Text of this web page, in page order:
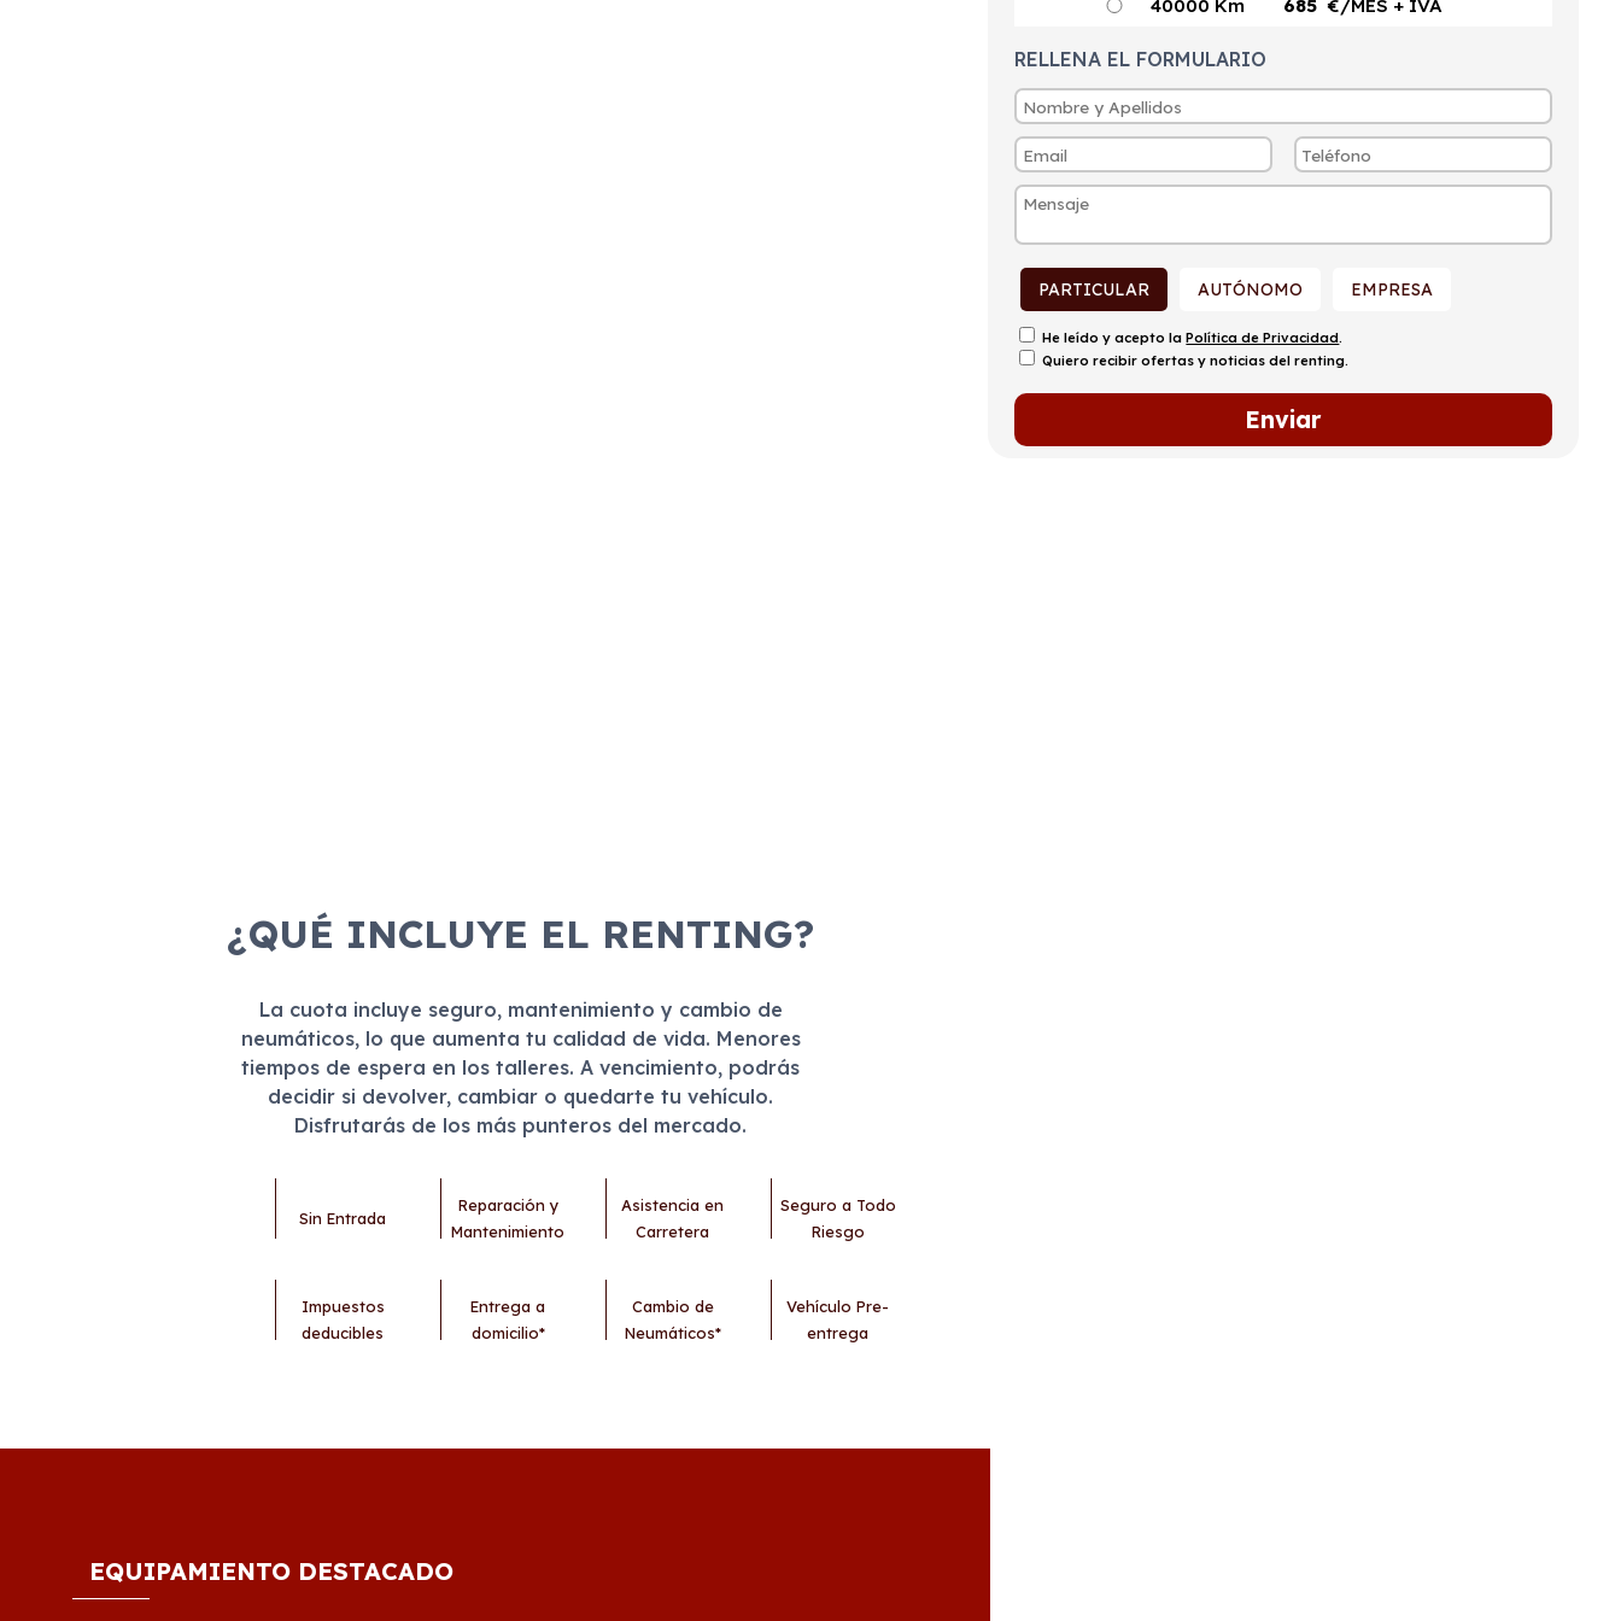
¿QUÉ INCLUYE EL RENTING?
La cuota incluye seguro, mantenimiento y cambio de
neumáticos, lo que aumenta tu calidad de vida. Menores
tiempos de espera en los talleres. A vencimiento, podrás
decidir si devolver, cambiar o quedarte tu vehículo.
Disfrutarás de los más punteros del mercado.
Sin Entrada
Reparación y
Mantenimiento
Asistencia en
Carretera
Seguro a Todo
Riesgo
Impuestos
deducibles
Entrega a
domicilio*
Cambio de
Neumáticos*
Vehículo Pre-
entrega
EQUIPAMIENTO DESTACADO
40000 Km
685 €/MES + IVA
RELLENA EL FORMULARIO
PARTICULAR AUTÓNOMO EMPRESA
He leído y acepto laPolítica de Privacidad.
Quiero recibir ofertas y noticias del renting.